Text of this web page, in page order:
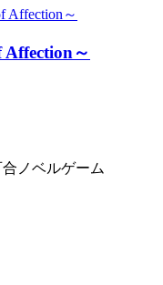
～
ノベルゲーム